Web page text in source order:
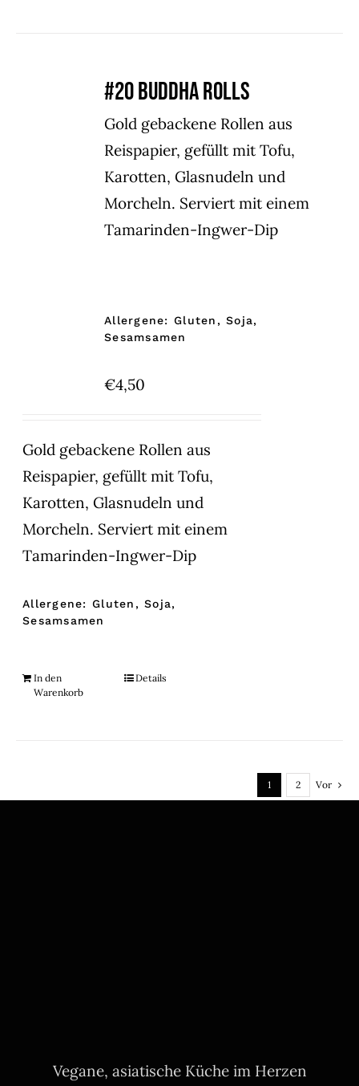
#20 BUDDHA ROLLS
Gold gebackene Rollen aus
Reispapier, gefüllt mit Tofu,
Karotten, Glasnudeln und
Morcheln. Serviert mit einem
Tamarinden-Ingwer-Dip
Allergene: Gluten, Soja,
Sesamsamen
€4,50
Gold gebackene Rollen aus
Reispapier, gefüllt mit Tofu,
Karotten, Glasnudeln und
Morcheln. Serviert mit einem
Tamarinden-Ingwer-Dip
Allergene: Gluten, Soja,
Sesamsamen
In den
Warenkorb
Details
1 2 Vor
Vegane, asiatische Küche im Herzen